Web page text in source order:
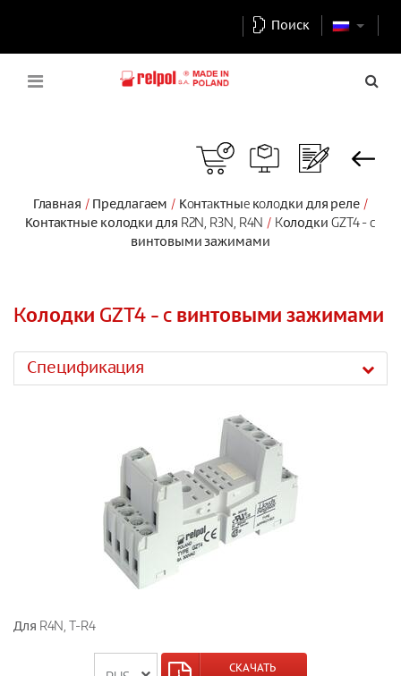
Поиск
Главная Предлагаем
Кoнтaктныe кoлoдки для реле
Контактные колодки для R2N, R3N, R4N
Kолодки GZT4 - c
винтовыми зажимами
Kолодки GZT4 - c винтовыми зажимами
Спецификация
Для R4N, T-R4
СКАЧАТЬ